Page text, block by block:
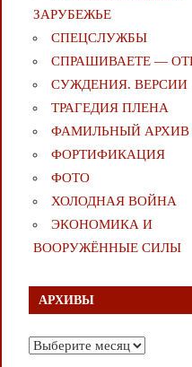
ЗАРУБЕЖЬЕ
СПЕЦСЛУЖБЫ
СПРАШИВАЕТЕ —
СУЖДЕНИЯ. ВЕРСИИ
ТРАГЕДИЯ ПЛЕНА
ФАМИЛЬНЫЙ АРХИВ
ФОРТИФИКАЦИЯ
ФОТО
ХОЛОДНАЯ ВОЙНА
ЭКОНОМИКА И
ВООРУЖЁННЫЕ СИЛЫ
АРХИВЫ
Архивы